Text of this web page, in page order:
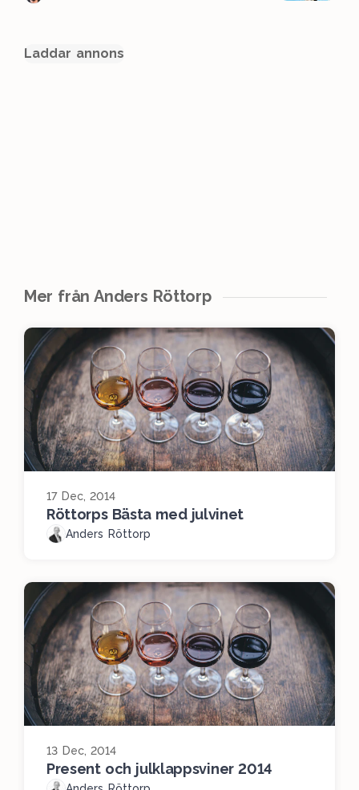
Laddar annons
Mer från Anders Röttorp
17 Dec, 2014
Röttorps Bästa med julvinet
Anders Röttorp
13 Dec, 2014
Present och julklappsviner 2014